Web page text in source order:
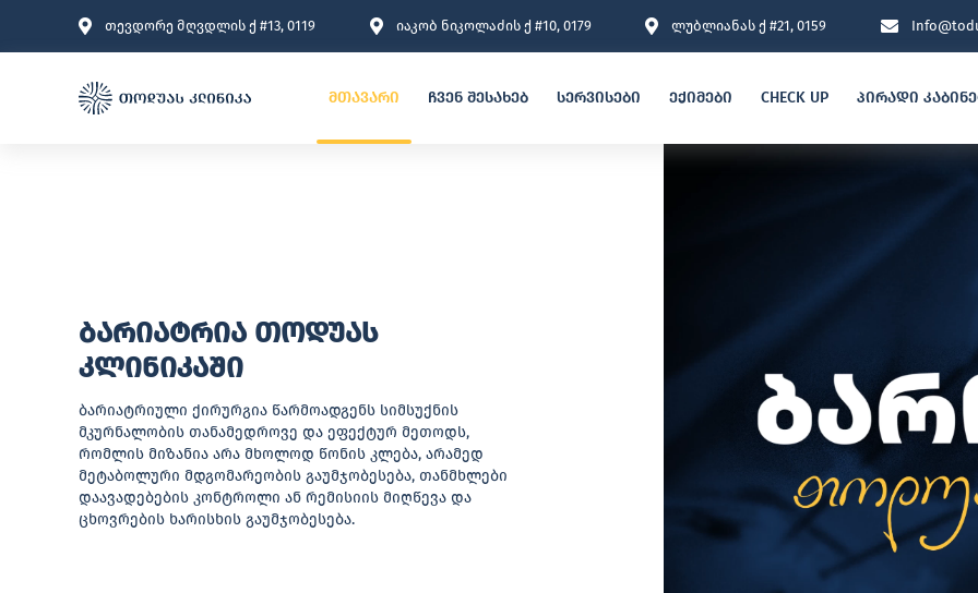
თევდორე მღვდლის ქ #13, 0119 იაკობ ნიკოლაძის ქ #10, 0179 ლუბლიანას ქ #21, 0159
მთავარი ჩვენ შესახებ სერვისები ექიმები CHECK UP პირადი
ბარიატრია თოდუას
კლინიკაში
ბარიატრიული ქირურგია წარმოადგენს სიმსუქნის
მკურნალობის თანამედროვე და ეფექტურ მეთოდს,
რომლის მიზანია არა მხოლოდ წონის კლება, არამედ
მეტაბოლური მდგომარეობის გაუმჯობესება, თანმხლები
დაავადებების კონტროლი ან რემისიის მიღწევა და
ცხოვრების ხარისხის გაუმჯობესება.